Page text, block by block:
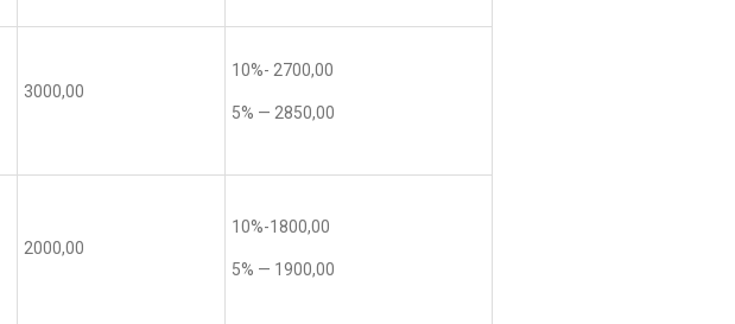
3000,00
10%- 2700,00
5% — 2850,00
2000,00
10%-1800,00
5% — 1900,00